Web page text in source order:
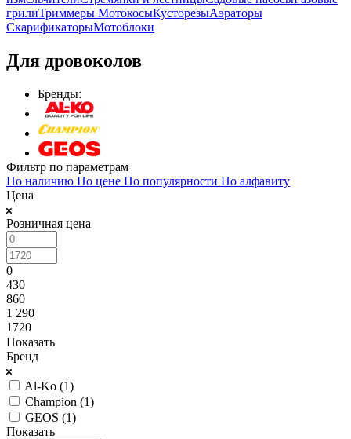
грилиТриммеры МотокосыКусторезыАэраторы
СкарификаторыМотоблоки
Для дровоколов
Бренды:
Фильтр по параметрам
По наличию По цене По популярности По алфавиту
Цена
Розничная цена
0
430
860
1 290
1720
Показать
Бренд
Al-Ko (1)
Champion (1)
GEOS (1)
Показать